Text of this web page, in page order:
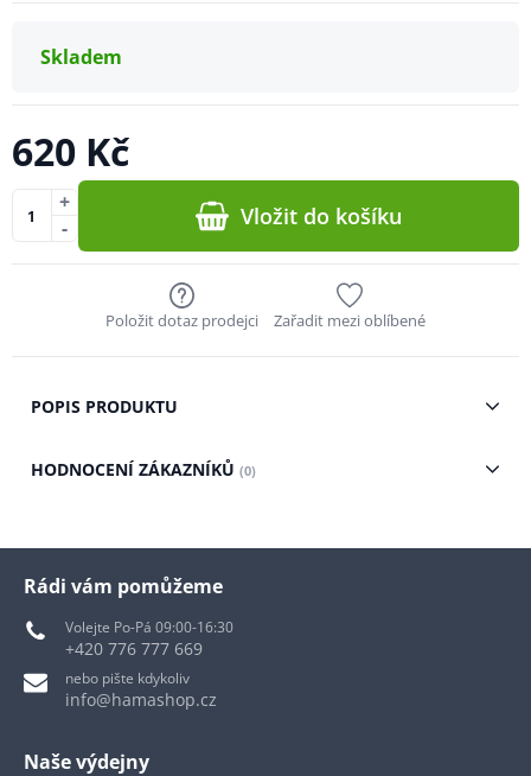
Skladem
620 Kč
-
+ Vložit do košíku
Položit dotaz prodejci Zařadit mezi oblíbené
POPIS PRODUKTU
HODNOCENÍ ZÁKAZNÍKŮ (0)
Rádi vám pomůžeme
Volejte Po-Pá 09:00-16:30
+420 776 777 669
nebo pište kdykoliv
info@hamashop.cz
Naše výdejny